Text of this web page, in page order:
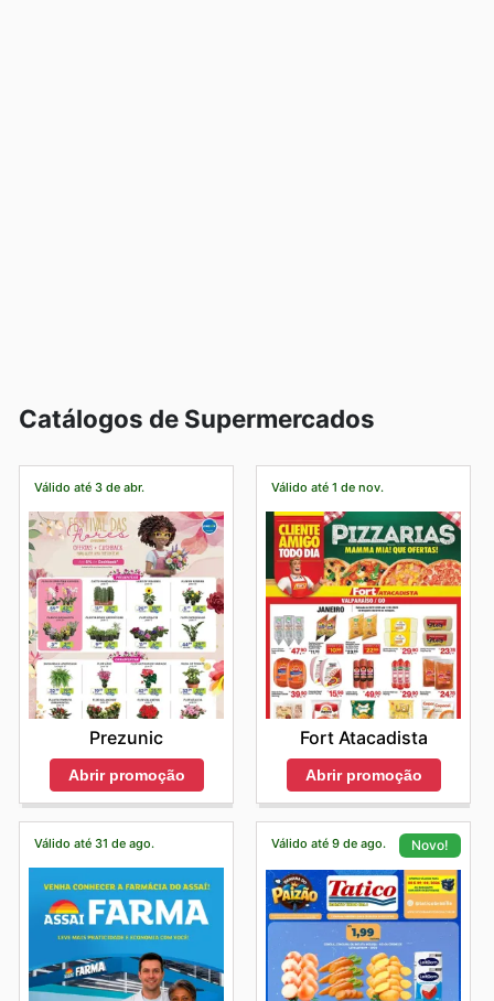
Catálogos de Supermercados
Válido até 3 de abr.
Prezunic
Abrir promoção
Válido até 1 de nov.
Fort Atacadista
Abrir promoção
Válido até 31 de ago. Válido até 9 de ago. Novo!